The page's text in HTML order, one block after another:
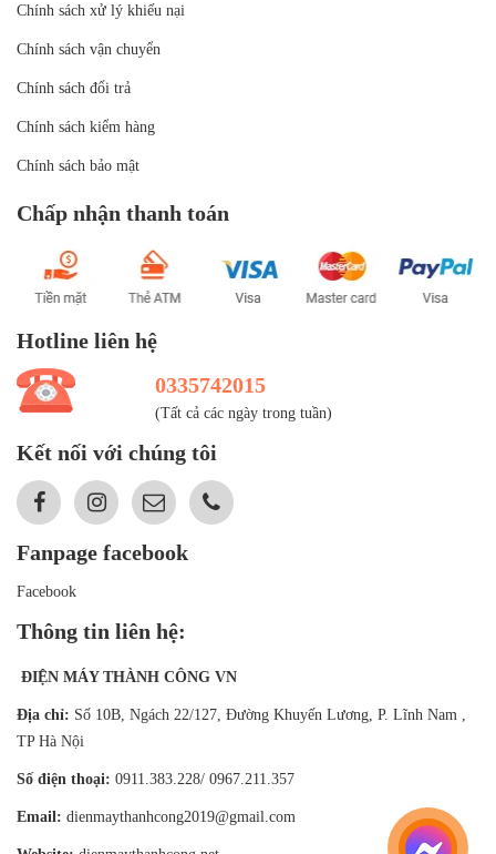
Chính sách xử lý khiếu nại
Chính sách vận chuyển
Chính sách đổi trả
Chính sách kiểm hàng
Chính sách bảo mật
Chấp nhận thanh toán
Hotline liên hệ
0335742015
(Tất cả các ngày trong tuần)
Kết nối với chúng tôi
Fanpage facebook
Facebook
Thông tin liên hệ:
ĐIỆN MÁY THÀNH CÔNG VN
Địa chỉ: Số 10B, Ngách 22/127, Đường Khuyến Lương, P. Lĩnh Nam ,
TP Hà Nội
Số điện thoại: 0911.383.228/ 0967.211.357
Email: dienmaythanhcong2019@gmail.com